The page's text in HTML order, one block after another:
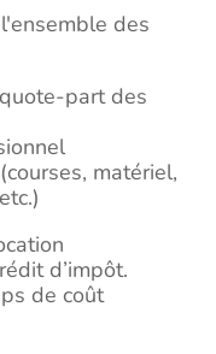
des
part des
matériel,
d’impôt.
de coût